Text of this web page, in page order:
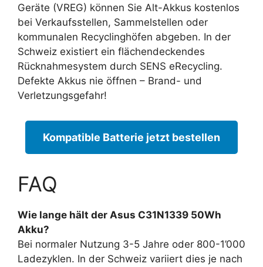
Geräte (VREG) können Sie Alt-Akkus kostenlos
bei Verkaufsstellen, Sammelstellen oder
kommunalen Recyclinghöfen abgeben. In der
Schweiz existiert ein flächendeckendes
Rücknahmesystem durch SENS eRecycling.
Defekte Akkus nie öffnen – Brand- und
Verletzungsgefahr!
Kompatible Batterie jetzt bestellen
FAQ
Wie lange hält der Asus C31N1339 50Wh
Akku?
Bei normaler Nutzung 3-5 Jahre oder 800-1’000
Ladezyklen. In der Schweiz variiert dies je nach